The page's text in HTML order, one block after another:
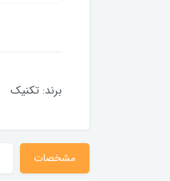
برند: تکنیک
مشخصات